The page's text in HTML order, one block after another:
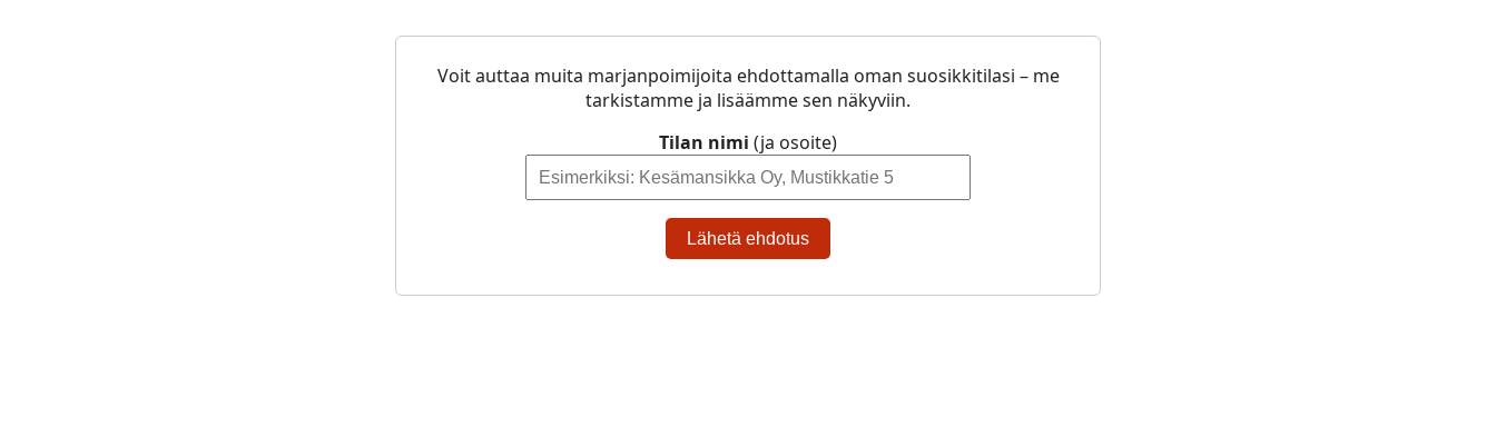
Voit auttaa muita marjanpoimijoita ehdottamalla oman suosikkitilasi – me
tarkistamme ja lisäämme sen näkyviin.
Tilan nimi (ja osoite)
Lähetä ehdotus